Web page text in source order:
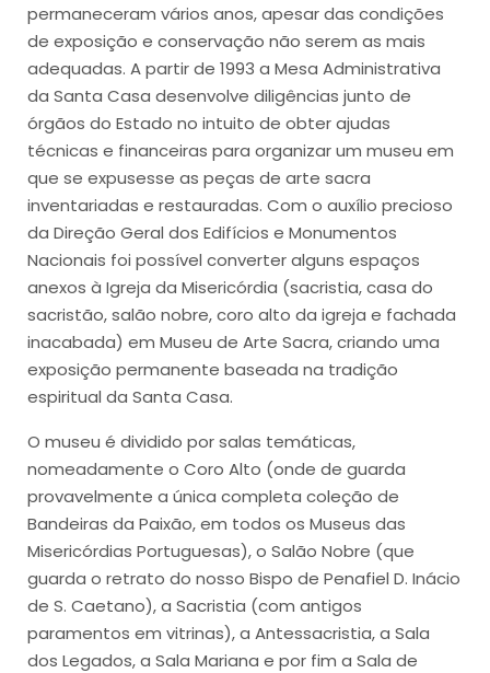
permaneceram vários anos, apesar das condições
de exposição e conservação não serem as mais
adequadas. A partir de 1993 a Mesa Administrativa
da Santa Casa desenvolve diligências junto de
órgãos do Estado no intuito de obter ajudas
técnicas e financeiras para organizar um museu em
que se expusesse as peças de arte sacra
inventariadas e restauradas. Com o auxílio precioso
da Direção Geral dos Edifícios e Monumentos
Nacionais foi possível converter alguns espaços
anexos à Igreja da Misericórdia (sacristia, casa do
sacristão, salão nobre, coro alto da igreja e fachada
inacabada) em Museu de Arte Sacra, criando uma
exposição permanente baseada na tradição
espiritual da Santa Casa.
O museu é dividido por salas temáticas,
nomeadamente o Coro Alto (onde de guarda
provavelmente a única completa coleção de
Bandeiras da Paixão, em todos os Museus das
Misericórdias Portuguesas), o Salão Nobre (que
guarda o retrato do nosso Bispo de Penafiel D. Inácio
de S. Caetano), a Sacristia (com antigos
paramentos em vitrinas), a Antessacristia, a Sala
dos Legados, a Sala Mariana e por fim a Sala de